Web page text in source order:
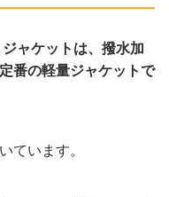
ャケットは、撥水加
番の軽量ジャケットで
ています。